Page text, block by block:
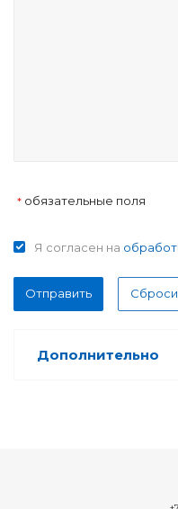
* обязательные поля
Я согласен на
Отправить
Дополнительно